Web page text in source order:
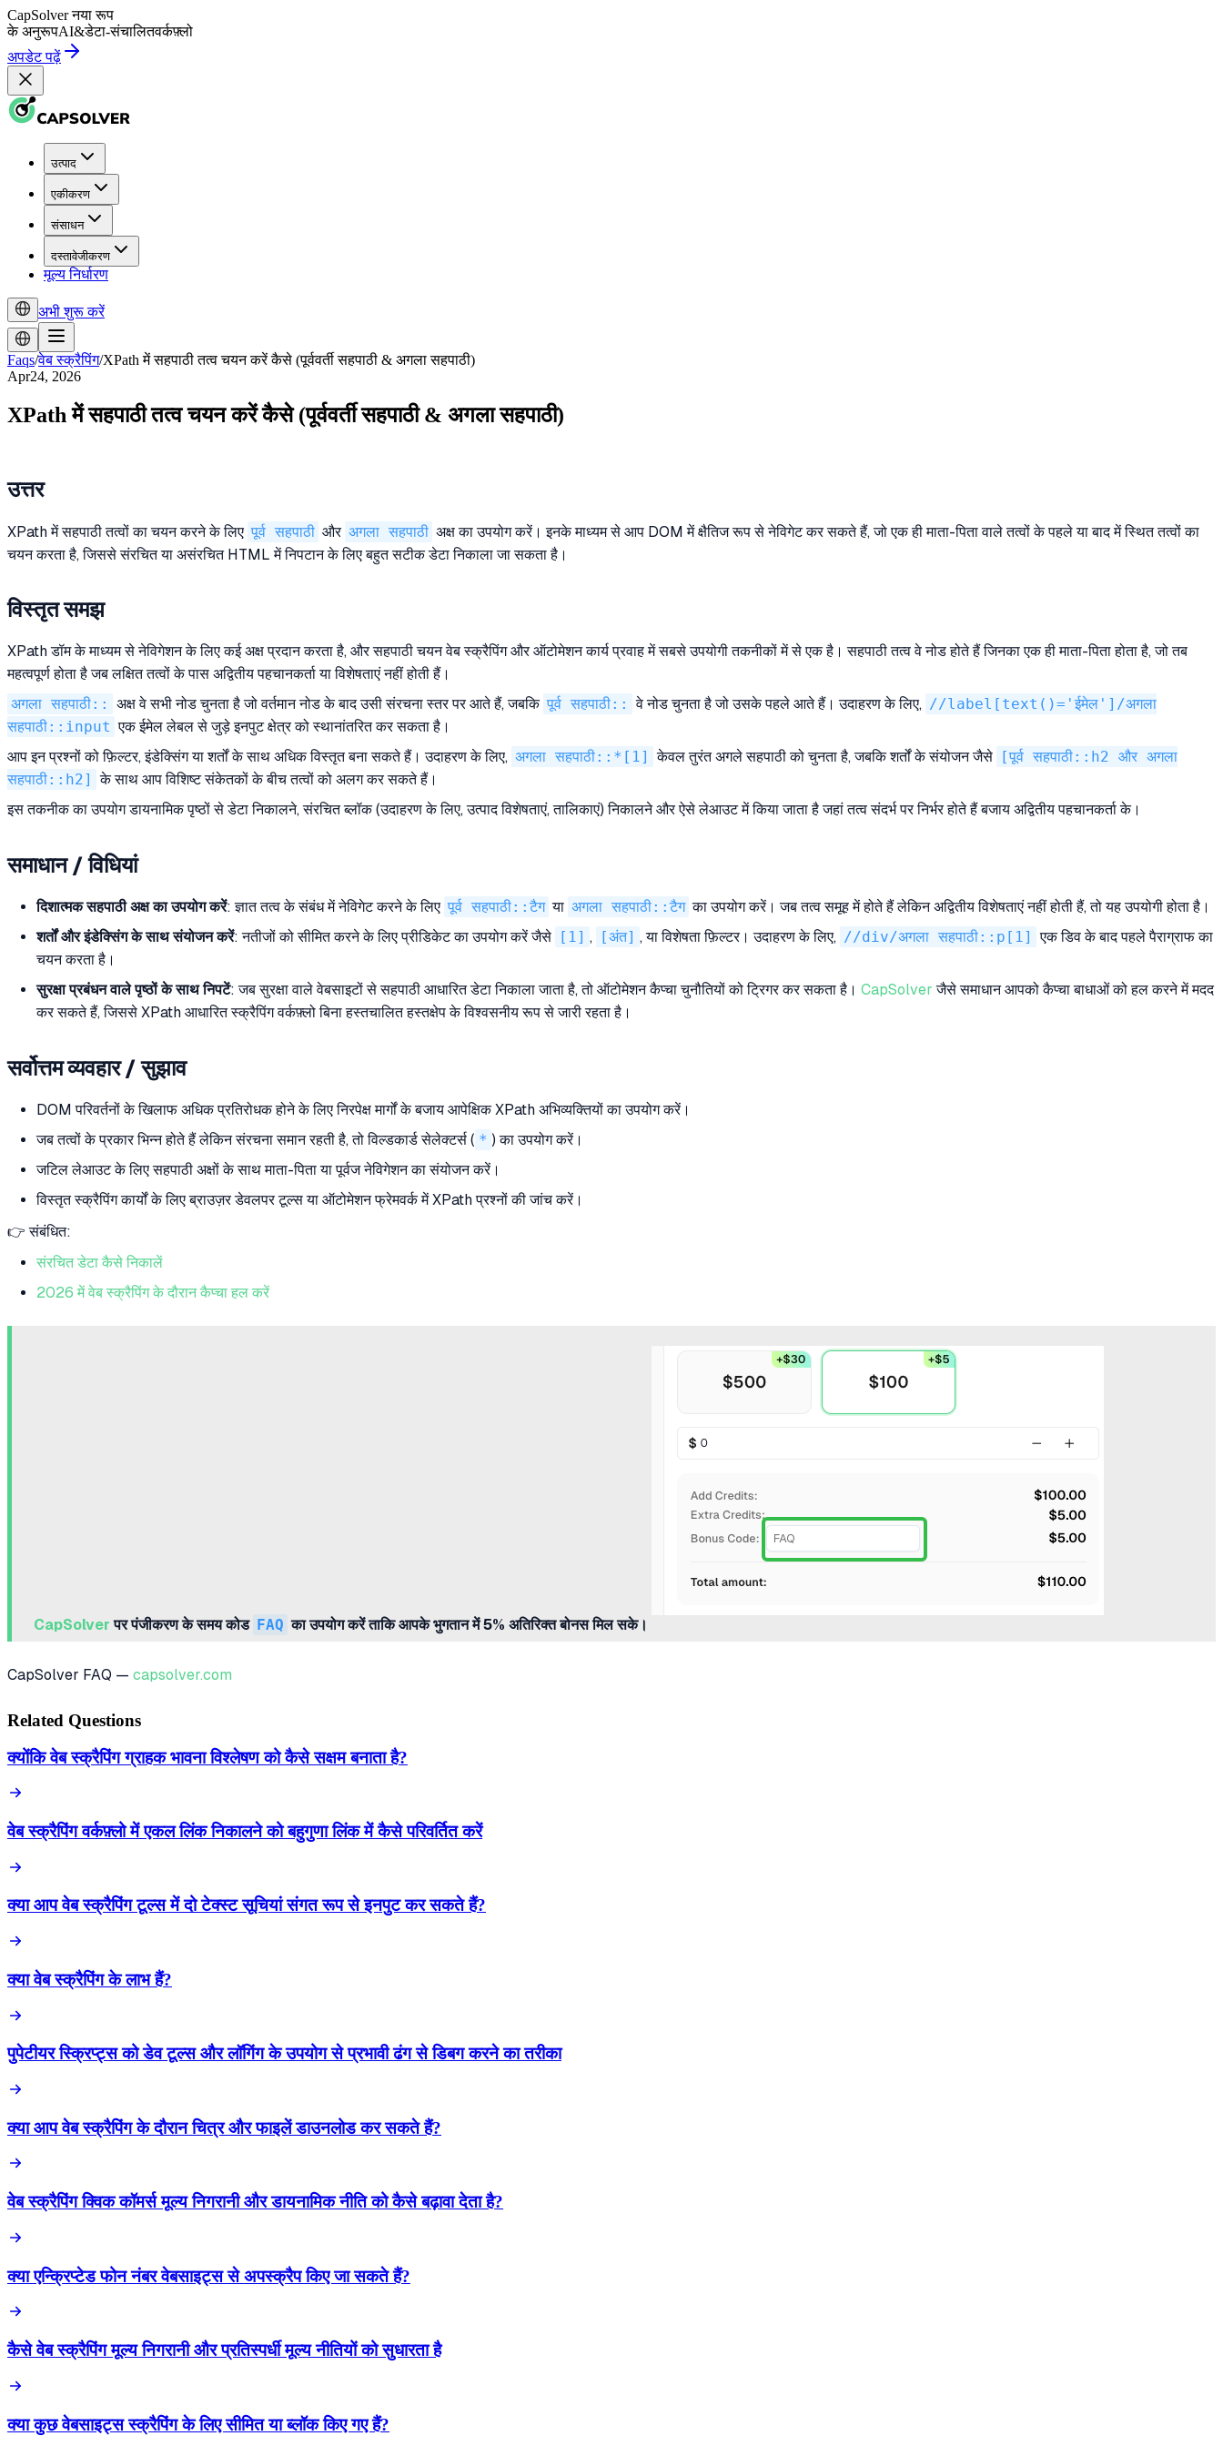
CapSolver नया रूप
के अनुरूपAI&डेटा-संचालितवर्कफ़्लो
अपडेट पढ़ें
उत्पाद
एकीकरण
संसाधन
दस्तावेजीकरण
मूल्य निर्धारण
अभी शुरू करें
Faqs/वेब स्क्रैपिंग/XPath में सहपाठी तत्व चयन करें कैसे (पूर्ववर्ती सहपाठी & अगला सहपाठी)
Apr24, 2026
XPath में सहपाठी तत्व चयन करें कैसे (पूर्ववर्ती सहपाठी & अगला सहपाठी)
उत्तर
XPath में सहपाठी तत्वों का चयन करने के लिए पूर्व सहपाठी और अगला सहपाठी अक्ष का उपयोग करें। इनके माध्यम से आप DOM में क्षैतिज रूप से नेविगेट कर सकते हैं, जो एक ही माता-पिता वाले तत्वों के पहले या बाद में स्थित तत्वों का
चयन करता है, जिससे संरचित या असंरचित HTML में निपटान के लिए बहुत सटीक डेटा निकाला जा सकता है।
विस्तृत समझ
XPath डॉम के माध्यम से नेविगेशन के लिए कई अक्ष प्रदान करता है, और सहपाठी चयन वेब स्क्रैपिंग और ऑटोमेशन कार्य प्रवाह में सबसे उपयोगी तकनीकों में से एक है। सहपाठी तत्व वे नोड होते हैं जिनका एक ही माता-पिता होता है, जो तब
महत्वपूर्ण होता है जब लक्षित तत्वों के पास अद्वितीय पहचानकर्ता या विशेषताएं नहीं होती हैं।
अगला सहपाठी::
अक्ष वे सभी नोड चुनता है जो वर्तमान नोड के बाद उसी संरचना स्तर पर आते हैं, जबकि पूर्व सहपाठी:: वे नोड चुनता है जो उसके पहले आते हैं। उदाहरण के लिए, //label[text()='ईमेल']/अगला
सहपाठी::input एक ईमेल लेबल से जुड़े इनपुट क्षेत्र को स्थानांतरित कर सकता है।
आप इन प्रश्नों को फ़िल्टर, इंडेक्सिंग या शर्तों के साथ अधिक विस्तृत बना सकते हैं। उदाहरण के लिए, अगला सहपाठी::*[1] केवल तुरंत अगले सहपाठी को चुनता है, जबकि शर्तों के संयोजन जैसे
[पूर्व सहपाठी::h2 और अगला
सहपाठी::h2]
के साथ आप विशिष्ट संकेतकों के बीच तत्वों को अलग कर सकते हैं।
इस तकनीक का उपयोग डायनामिक पृष्ठों से डेटा निकालने, संरचित ब्लॉक (उदाहरण के लिए, उत्पाद विशेषताएं, तालिकाएं) निकालने और ऐसे लेआउट में किया जाता है जहां तत्व संदर्भ पर निर्भर होते हैं बजाय अद्वितीय पहचानकर्ता के।
समाधान / विधियां
दिशात्मक सहपाठी अक्ष का उपयोग करें: ज्ञात तत्व के संबंध में नेविगेट करने के लिए पूर्व सहपाठी::टैग या अगला सहपाठी::टैग का उपयोग करें। जब तत्व समूह में होते हैं लेकिन अद्वितीय विशेषताएं नहीं होती हैं, तो यह उपयोगी होता है।
शर्तों और इंडेक्सिंग के साथ संयोजन करें: नतीजों को सीमित करने के लिए प्रीडिकेट का उपयोग करें जैसे [1] , [अंत] , या विशेषता फ़िल्टर। उदाहरण के लिए, //div/अगला सहपाठी::p[1]
एक डिव के बाद पहले पैराग्राफ का
चयन करता है।
सुरक्षा प्रबंधन वाले पृष्ठों के साथ निपटें: जब सुरक्षा वाले वेबसाइटों से सहपाठी आधारित डेटा निकाला जाता है, तो ऑटोमेशन कैप्चा चुनौतियों को ट्रिगर कर सकता है। CapSolver जैसे समाधान आपको कैप्चा बाधाओं को हल करने में मदद
कर सकते हैं, जिससे XPath आधारित स्क्रैपिंग वर्कफ़्लो बिना हस्तचालित हस्तक्षेप के विश्वसनीय रूप से जारी रहता है।
सर्वोत्तम व्यवहार / सुझाव
DOM परिवर्तनों के खिलाफ अधिक प्रतिरोधक होने के लिए निरपेक्ष मार्गों के बजाय आपेक्षिक XPath अभिव्यक्तियों का उपयोग करें।
जब तत्वों के प्रकार भिन्न होते हैं लेकिन संरचना समान रहती है, तो विल्डकार्ड सेलेक्टर्स ( * ) का उपयोग करें।
जटिल लेआउट के लिए सहपाठी अक्षों के साथ माता-पिता या पूर्वज नेविगेशन का संयोजन करें।
विस्तृत स्क्रैपिंग कार्यों के लिए ब्राउज़र डेवलपर टूल्स या ऑटोमेशन फ्रेमवर्क में XPath प्रश्नों की जांच करें।
👉 संबंधित:
संरचित डेटा कैसे निकालें
2026 में वेब स्क्रैपिंग के दौरान कैप्चा हल करें
CapSolver पर पंजीकरण के समय कोड FAQ का उपयोग करें ताकि आपके भुगतान में 5% अतिरिक्त बोनस मिल सके।
CapSolver FAQ — capsolver.com
Related Questions
क्योंकि वेब स्क्रैपिंग ग्राहक भावना विश्लेषण को कैसे सक्षम बनाता है?
वेब स्क्रैपिंग वर्कफ़्लो में एकल लिंक निकालने को बहुगुणा लिंक में कैसे परिवर्तित करें
क्या आप वेब स्क्रैपिंग टूल्स में दो टेक्स्ट सूचियां संगत रूप से इनपुट कर सकते हैं?
क्या वेब स्क्रैपिंग के लाभ हैं?
पुपेटीयर स्क्रिप्ट्स को डेव टूल्स और लॉगिंग के उपयोग से प्रभावी ढंग से डिबग करने का तरीका
क्या आप वेब स्क्रैपिंग के दौरान चित्र और फाइलें डाउनलोड कर सकते हैं?
वेब स्क्रैपिंग क्विक कॉमर्स मूल्य निगरानी और डायनामिक नीति को कैसे बढ़ावा देता है?
क्या एन्क्रिप्टेड फोन नंबर वेबसाइट्स से अपस्क्रैप किए जा सकते हैं?
कैसे वेब स्क्रैपिंग मूल्य निगरानी और प्रतिस्पर्धी मूल्य नीतियों को सुधारता है
क्या कुछ वेबसाइट्स स्क्रैपिंग के लिए सीमित या ब्लॉक किए गए हैं?